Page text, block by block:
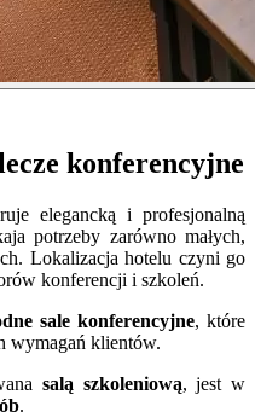
konferencyjne
elegancką i profesjonalną
potrzeby zarówno małych,
Lokalizacja hotelu czyni go
konferencji i szkoleń.
sale konferencyjne, które
wymagań klientów.
salą szkoleniową, jest w
.